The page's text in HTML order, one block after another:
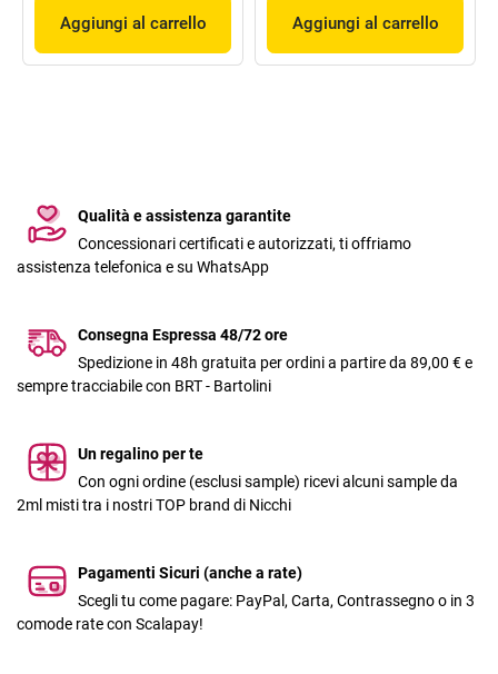
Aggiungi al carrello Aggiungi al carrello
Qualità e assistenza garantite
Concessionari certificati e autorizzati, ti offriamo
assistenza telefonica e su WhatsApp
Consegna Espressa 48/72 ore
Spedizione in 48h gratuita per ordini a partire da 89,00 € e
sempre tracciabile con BRT - Bartolini
Un regalino per te
Con ogni ordine (esclusi sample) ricevi alcuni sample da
2ml misti tra i nostri TOP brand di Nicchi
Pagamenti Sicuri (anche a rate)
Scegli tu come pagare: PayPal, Carta, Contrassegno o in 3
comode rate con Scalapay!